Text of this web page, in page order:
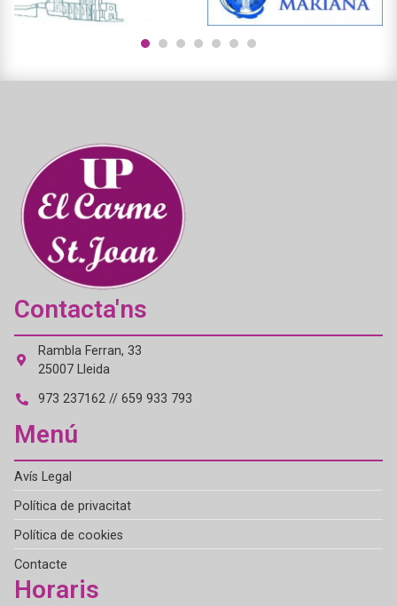
Contacta'ns
Rambla Ferran, 33
25007 Lleida
973 237162 // 659 933 793
Menú
Avís Legal
Política de privacitat
Política de cookies
Contacte
Horaris